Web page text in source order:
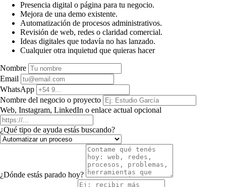
Presencia digital o página para tu negocio.
Mejora de una demo existente.
Automatización de procesos administrativos.
Revisión de web, redes o claridad comercial.
Ideas digitales que todavía no has lanzado.
Cualquier otra inquietud que quieras hacer
Nombre
Email
WhatsApp
Nombre del negocio o proyecto
Web, Instagram, LinkedIn o enlace actual opcional
¿Qué tipo de ayuda estás buscando?
¿Dónde estás parado hoy?